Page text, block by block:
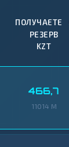
ПОЛУЧАЕТЕ
РЕЗЕРВ
KZT
466,7
11014 M